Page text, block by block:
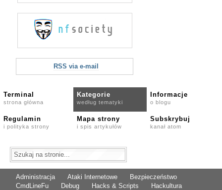
RSS via e-mail
Terminal
strona główna
Kategorie
według tematyki
Informacje
o blogu
Regulamin
i polityka strony
Mapa strony
i spis artykułów
Subskrybuj
kanał atom
Administracja Ataki Internetowe
Bezpieczeństwo
CmdLineFu
Debug Hacks & Scripts
Hackultura